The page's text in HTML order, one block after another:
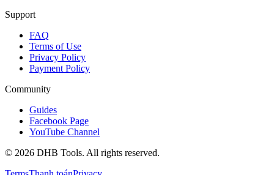
Support
FAQ
Terms of Use
Privacy Policy
Payment Policy
Community
Guides
Facebook Page
YouTube Channel
© 2026 DHB Tools. All rights reserved.